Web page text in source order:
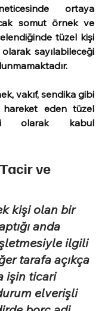
ortaya
somut örnek ve
tüzel kişi
sayılabileceği
vakıf, sendika gibi
hareket eden tüzel
olarak kabul
ve
kişi olan bir
anda
ilgili
tarafa açıkça
işin ticari
elverişli